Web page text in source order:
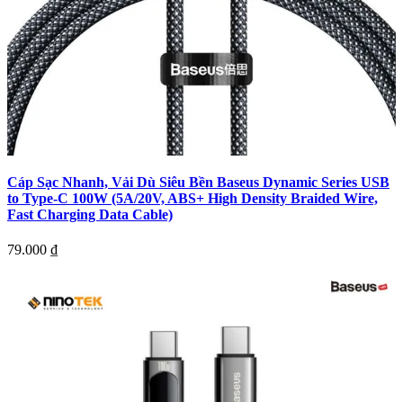
Cáp Sạc Nhanh, Vải Dù Siêu Bền Baseus Dynamic Series USB
to Type-C 100W (5A/20V, ABS+ High Density Braided Wire,
Fast Charging Data Cable)
79.000 ₫